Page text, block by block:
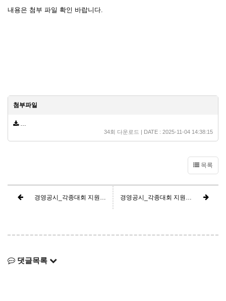
내용은 첨부 파일 확인 바랍니다.
첨부파일
경영공시_각종대회 지원제25회 충청남도지사기생활체조경연대회.pdf
34회 다운로드 | DATE : 2025-11-04 14:38:15
목록
경영공시_각종대회 지원(충남서부지역5개시군OB축구태안대회) 경영공시_각종대회 지원(제33회 충청남도지사배테니스대회)
댓글목록